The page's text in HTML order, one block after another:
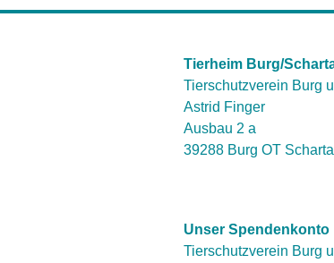
Tierheim Burg/
Tierschutzverein Burg
Astrid Finger
Ausbau 2 a
39288 Burg OT
Unser Spendenkonto
Tierschutzverein Burg